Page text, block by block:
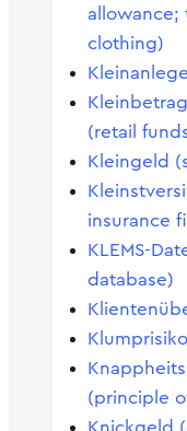
allowance;
clothing)
(retail
Kleingeld
insurance
KLEMS-
database)
(principle
Knickgeld